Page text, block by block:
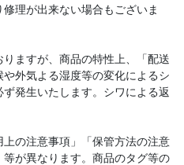
理が出来ない場合もございま
ますが、商品の特性上、「配送
外気よる湿度等の変化によるシ
発生いたします。シワによる返
の注意事項」「保管方法の注意
が異なります。商品のタグ等の